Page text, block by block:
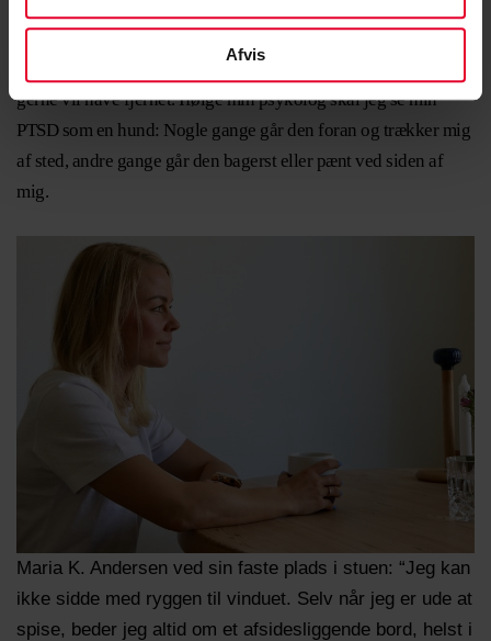
Afvis
fanget i et vakuum. Som om jeg har en dragt på, jeg ikke kan
gerne vil have fjernet. Ifølge min psykolog skal jeg se min
PTSD som en hund: Nogle gange går den foran og trækker mig
af sted, andre gange går den bagerst eller pænt ved siden af
mig.
Maria K. Andersen ved sin faste plads i stuen: “Jeg kan
ikke sidde med ryggen til vinduet. Selv når jeg er ude at
spise, beder jeg altid om et afsidesliggende bord, helst i